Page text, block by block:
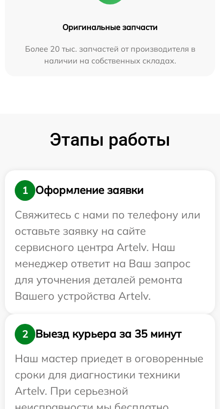
Оригинальные запчасти
Более 20 тыс. запчастей от производителя в
наличии на собственных складах.
Этапы работы
1
Оформление заявки
Свяжитесь с нами по телефону или
оставьте заявку на сайте
сервисного центра Artelv. Наш
менеджер ответит на Ваш запрос
для уточнения деталей ремонта
Вашего устройства Artelv.
2
Выезд курьера за 35 минут
Наш мастер приедет в оговоренные
сроки для диагностики техники
Artelv. При серьезной